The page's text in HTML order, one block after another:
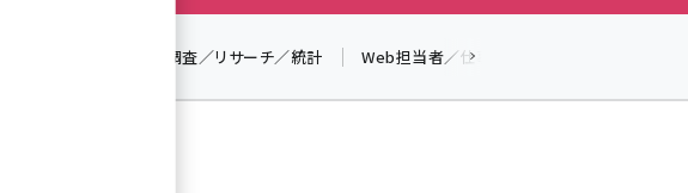
調査／リサーチ／統計 Web担当者／仕事